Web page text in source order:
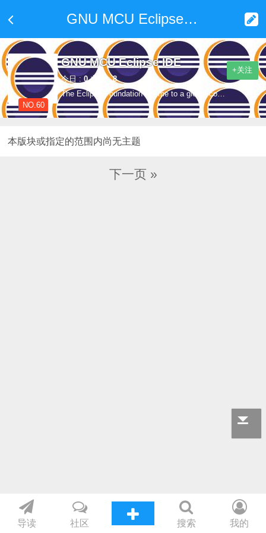
GNU MCU Eclipse IDE
NO.60
+关注
GNU MCU Eclipse IDE
今日 :0 主题 :8
The Eclipse Foundation - home to a global community, the Eclipse IDE, Jakarta EE and over 375 open source projects, including runtimes, tools and frameworks
本版块或指定的范围内尚无主题
下一页 »
导读 社区 搜索 我的